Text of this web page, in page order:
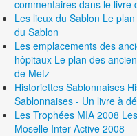
commentaires dans le livre
Les lieux du Sablon Le
du Sablon
Les emplacements des
hôpitaux Le plan des
de Metz
Historiettes Sablonnaises
Sablonnaises - Un livre à
Les Trophées MIA 2008
Moselle Inter-Active 2008